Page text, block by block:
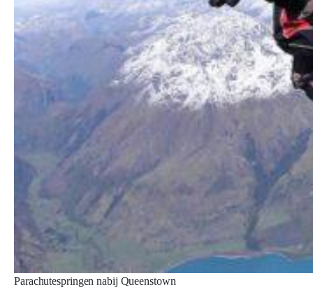
Parachutespringen nabij Queenstown